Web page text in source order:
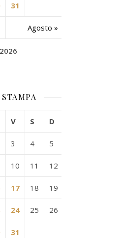
Agosto »
31
V S D
3 4 5
10 11 12
17 18 19
24 25 26
31